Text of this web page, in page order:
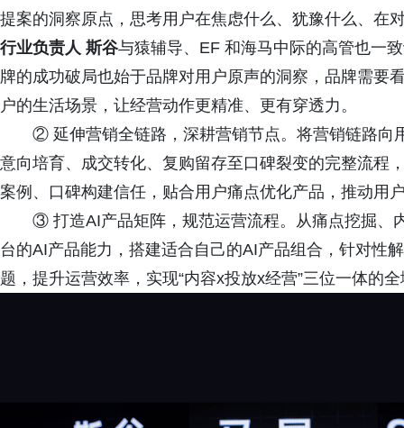
提案的洞察原点，思考用户在焦虑什么、犹豫什么、在
行业负责人 斯谷与猿辅导、EF 和海马中际的高管也一
牌的成功破局也始于品牌对用户原声的洞察，品牌需要
户的生活场景，让经营动作更精准、更有穿透力。
② 延伸营销全链路，深耕营销节点。将营销链路向
意向培育、成交转化、复购留存至口碑裂变的完整流程
案例、口碑构建信任，贴合用户痛点优化产品，推动用
③ 打造AI产品矩阵，规范运营流程。从痛点挖掘、
台的AI产品能力，搭建适合自己的AI产品组合，针对性
题，提升运营效率，实现“内容x投放x经营”三位一体的